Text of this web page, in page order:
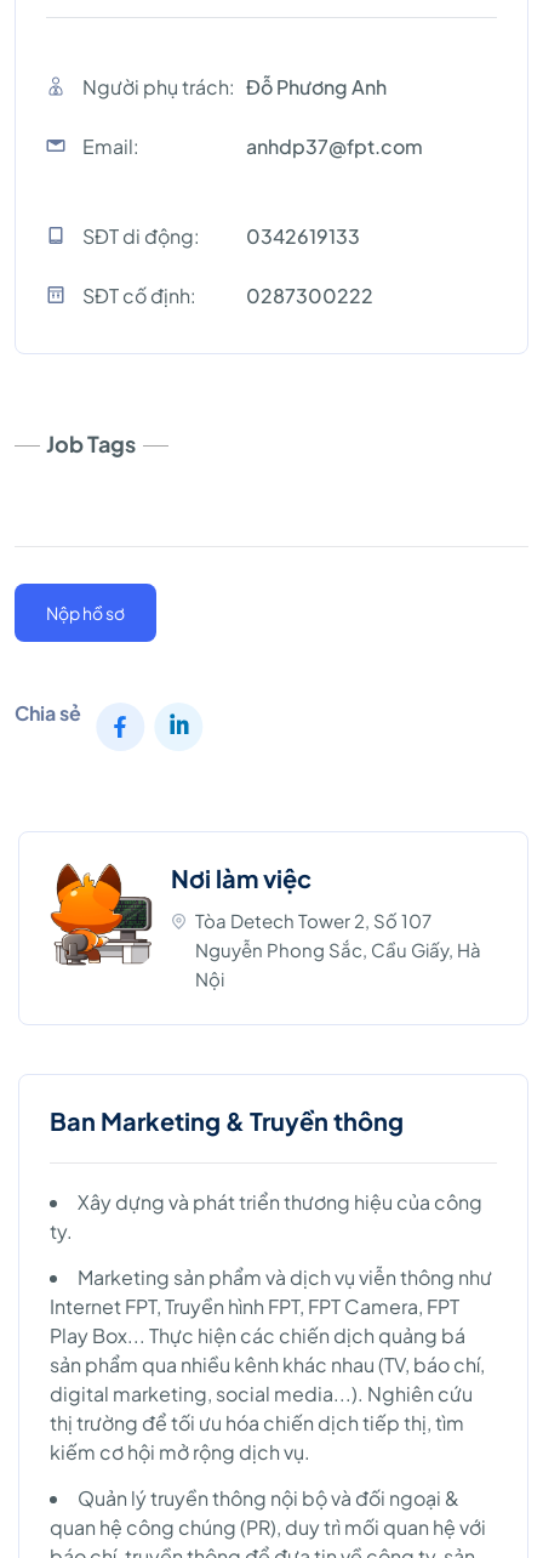
Người phụ trách: Đỗ Phương Anh
Email: anhdp37@fpt.com
SĐT di động: 0342619133
SĐT cố định: 0287300222
Job Tags
Nộp hồ sơ
Chia sẻ
Nơi làm việc
Tòa Detech Tower 2, Số 107
Nguyễn Phong Sắc, Cầu Giấy, Hà
Nội
Ban Marketing & Truyền thông
Xây dựng và phát triển thương hiệu của công
ty.
Marketing sản phẩm và dịch vụ viễn thông như
Internet FPT, Truyền hình FPT, FPT Camera, FPT
Play Box... Thực hiện các chiến dịch quảng bá
sản phẩm qua nhiều kênh khác nhau (TV, báo chí,
digital marketing, social media...). Nghiên cứu
thị trường để tối ưu hóa chiến dịch tiếp thị, tìm
kiếm cơ hội mở rộng dịch vụ.
Quản lý truyền thông nội bộ và đối ngoại &
quan hệ công chúng (PR), duy trì mối quan hệ với